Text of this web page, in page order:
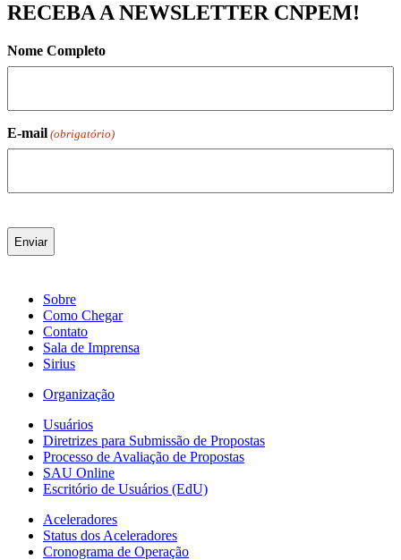
RECEBA A NEWSLETTER CNPEM!
Nome Completo
E-mail (obrigatório)
Sobre
Como Chegar
Contato
Sala de Imprensa
Sirius
Organização
Usuários
Diretrizes para Submissão de Propostas
Processo de Avaliação de Propostas
SAU Online
Escritório de Usuários (EdU)
Aceleradores
Status dos Aceleradores
Cronograma de Operação